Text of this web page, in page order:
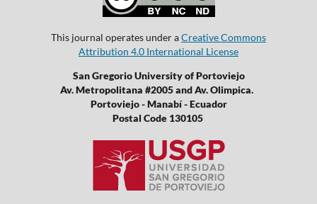
This journal operates under aCreative Commons
Attribution 4.0 International License
San Gregorio University of Portoviejo
Av. Metropolitana #2005 and Av. Olimpica.
Portoviejo - Manabí - Ecuador
Postal Code 130105